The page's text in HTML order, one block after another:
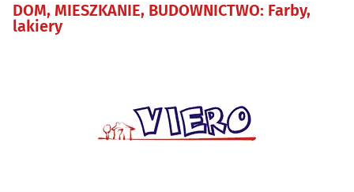
DOM, MIESZKANIE, BUDOWNICTWO: Farby,
lakiery